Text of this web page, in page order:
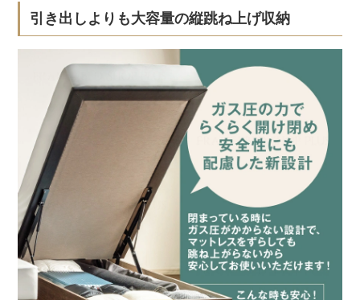
引き出しよりも大容量の縦跳ね上げ収納